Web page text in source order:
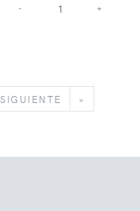
- +
SIGUIENTE SIGUIENTE
»